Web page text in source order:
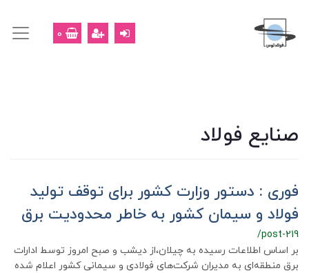
0
صنایع فولاد
فوری : دستور وزارت کشور برای توقف تولید
فولاد و سیمان کشور به خاطر محدودیت برق
/post-219
بر اساس اطلاعات رسیده به چیلان،از دیشب و صبح امروز توسط ادارات
برق منطقه‌ای به مدیران شرکت‌های فولادی و سیمانی کشور اعلام شده